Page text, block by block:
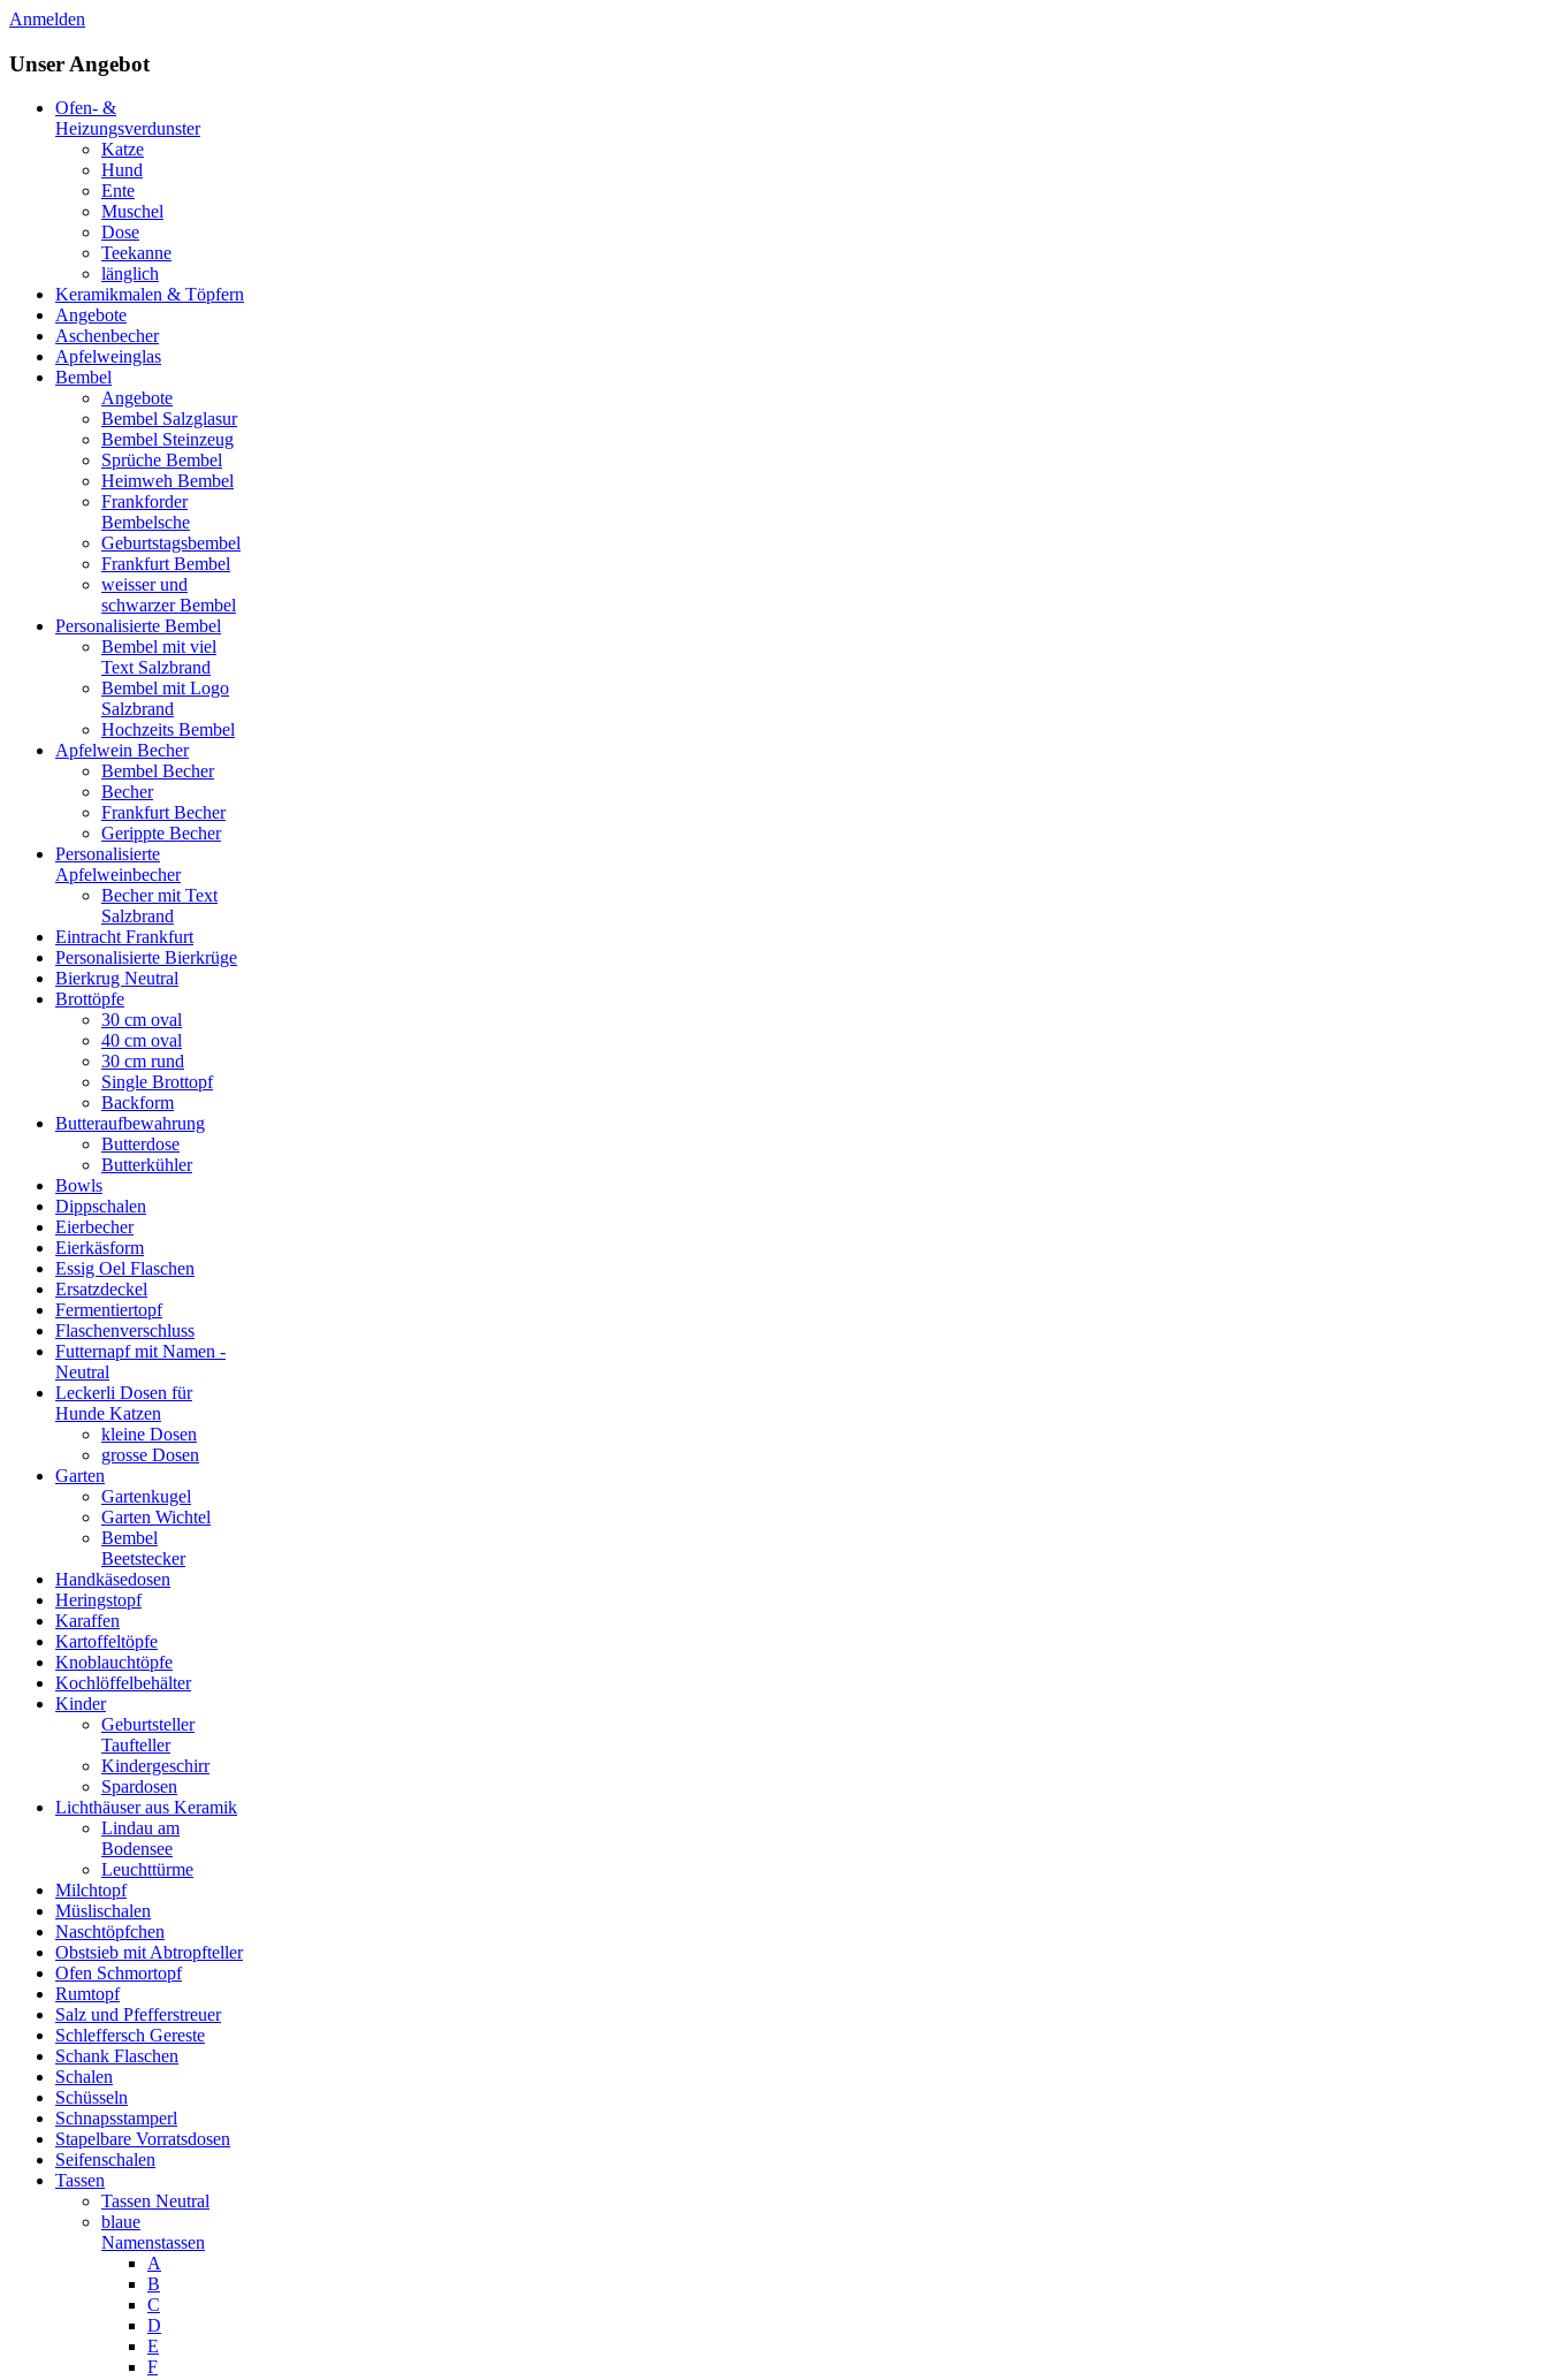
Anmelden
Unser Angebot
Ofen- &
Heizungsverdunster
Katze
Hund
Ente
Muschel
Dose
Teekanne
länglich
Keramikmalen & Töpfern
Angebote
Aschenbecher
Apfelweinglas
Bembel
Angebote
Bembel Salzglasur
Bembel Steinzeug
Sprüche Bembel
Heimweh Bembel
Frankforder
Bembelsche
Geburtstagsbembel
Frankfurt Bembel
weisser und
schwarzer Bembel
Personalisierte Bembel
Bembel mit viel
Text Salzbrand
Bembel mit Logo
Salzbrand
Hochzeits Bembel
Apfelwein Becher
Bembel Becher
Becher
Frankfurt Becher
Gerippte Becher
Personalisierte
Apfelweinbecher
Becher mit Text
Salzbrand
Eintracht Frankfurt
Personalisierte Bierkrüge
Bierkrug Neutral
Brottöpfe
30 cm oval
40 cm oval
30 cm rund
Single Brottopf
Backform
Butteraufbewahrung
Butterdose
Butterkühler
Bowls
Dippschalen
Eierbecher
Eierkäsform
Essig Oel Flaschen
Ersatzdeckel
Fermentiertopf
Flaschenverschluss
Futternapf mit Namen -
Neutral
Leckerli Dosen für
Hunde Katzen
kleine Dosen
grosse Dosen
Garten
Gartenkugel
Garten Wichtel
Bembel
Beetstecker
Handkäsedosen
Heringstopf
Karaffen
Kartoffeltöpfe
Knoblauchtöpfe
Kochlöffelbehälter
Kinder
Geburtsteller
Taufteller
Kindergeschirr
Spardosen
Lichthäuser aus Keramik
Lindau am
Bodensee
Leuchttürme
Milchtopf
Müslischalen
Naschtöpfchen
Obstsieb mit Abtropfteller
Ofen Schmortopf
Rumtopf
Salz und Pfefferstreuer
Schleffersch Gereste
Schank Flaschen
Schalen
Schüsseln
Schnapsstamperl
Stapelbare Vorratsdosen
Seifenschalen
Tassen
Tassen Neutral
blaue
Namenstassen
A
B
C
D
E
F